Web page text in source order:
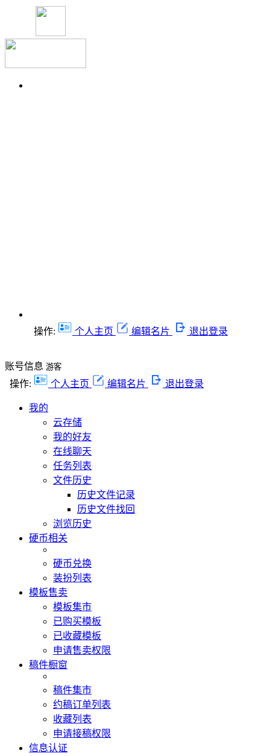
操作: 个人主页 编辑名片 退出登录
账号信息 游客
操作: 个人主页 编辑名片 退出登录
我的
云存储
我的好友
在线聊天
任务列表
文件历史
历史文件记录
历史文件找回
浏览历史
硬币相关
硬币兑换
装扮列表
模板售卖
模板集市
已购买模板
已收藏模板
申请售卖权限
稿件橱窗
稿件集市
约稿订单列表
收藏列表
申请接稿权限
信息认证